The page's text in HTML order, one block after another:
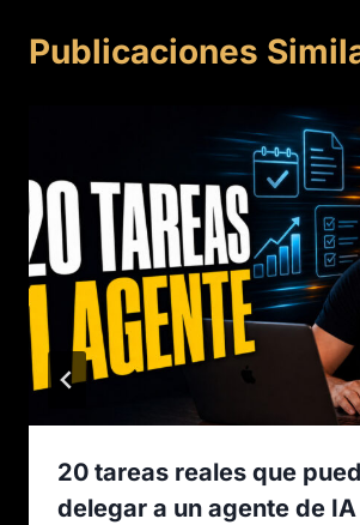
Publicaciones
20 tareas reales que
delegar a un agente de IA